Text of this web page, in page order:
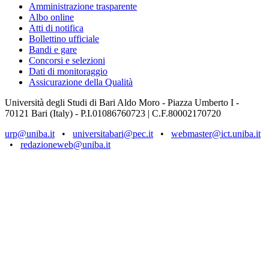
Amministrazione trasparente
Albo online
Atti di notifica
Bollettino ufficiale
Bandi e gare
Concorsi e selezioni
Dati di monitoraggio
Assicurazione della Qualità
Università degli Studi di Bari Aldo Moro - Piazza Umberto I -
70121 Bari (Italy) - P.I.01086760723 | C.F.80002170720
urp@uniba.it • universitabari@pec.it • webmaster@ict.uniba.it
• redazioneweb@uniba.it